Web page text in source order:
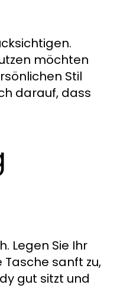
möchten
Stil
darauf, dass
Legen Sie Ihr
sanft zu,
gut sitzt und